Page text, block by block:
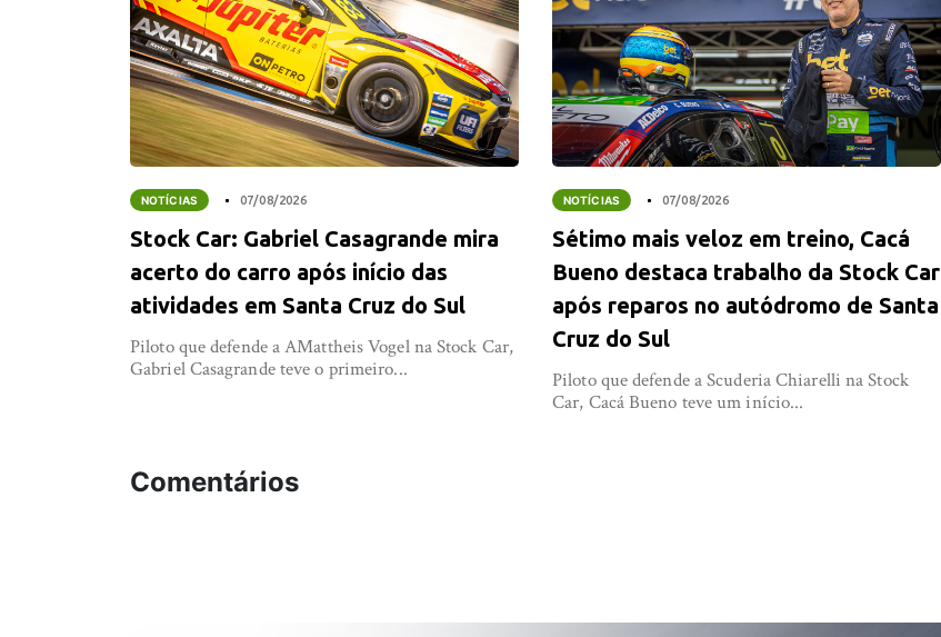
NOTÍCIAS 07/08/2026
Stock Car: Gabriel Casagrande mira
acerto do carro após início das
atividades em Santa Cruz do Sul
Piloto que defende a AMattheis Vogel na Stock Car,
Gabriel Casagrande teve o primeiro...
NOTÍCIAS 07/08/2026
Sétimo mais veloz em treino, Cacá
Bueno destaca trabalho da Stock Car
após reparos no autódromo de Santa
Cruz do Sul
Piloto que defende a Scuderia Chiarelli na Stock
Car, Cacá Bueno teve um início...
Comentários